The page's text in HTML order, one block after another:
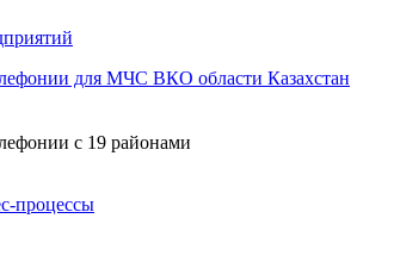
для МЧС ВКО области Казахстан
с 19 районами
процессы